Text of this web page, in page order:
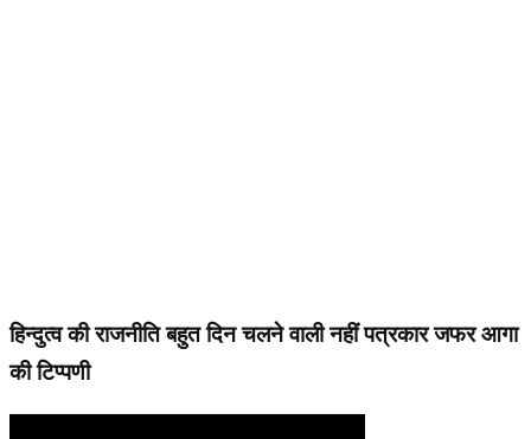
हिन्दुत्व की राजनीति बहुत दिन चलने वाली नहीं पत्रकार जफर आगा
की टिप्पणी